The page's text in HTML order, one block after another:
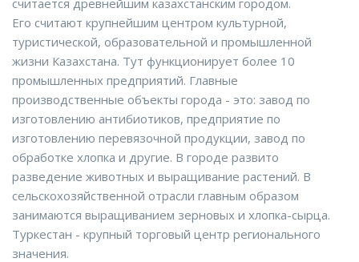
считается древнейшим казахстанским городом.
Его считают крупнейшим центром культурной,
туристической, образовательной и промышленной
жизни Казахстана. Тут функционирует более 10
промышленных предприятий. Главные
производственные объекты города - это: завод по
изготовлению антибиотиков, предприятие по
изготовлению перевязочной продукции, завод по
обработке хлопка и другие. В городе развито
разведение животных и выращивание растений. В
сельскохозяйственной отрасли главным образом
занимаются выращиванием зерновых и хлопка-сырца.
Туркестан - крупный торговый центр регионального
значения.